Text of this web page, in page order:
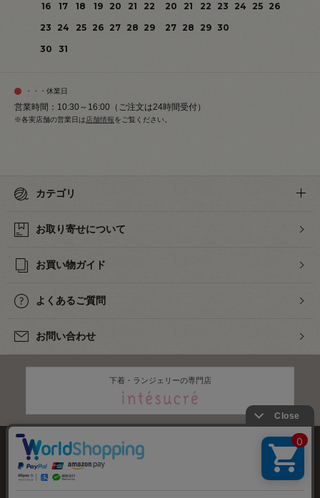
16
17 18 19 20 21
22
23
24 25 26 27 28 29
30
31
20
21 22 23 24 25
26
27 28 29 30
・・・休業日
営業時間：10:30～16:00（ご注文は24時間受付）
※各実店舗の営業日は 店舗情報をご覧ください。
カテゴリ
お取り寄せについて
お買い物ガイド
よくあるご質問
お問い合わせ
下着・ランジェリーの専門店
株式会社オカダヤ
特定商取引法に基づく表記 サイトマップ